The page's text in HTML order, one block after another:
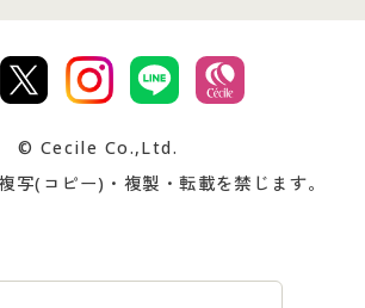
会社案内
ーン サイトマップ
お支払は
忘れの場合
© Cecile Co.,Ltd.
写(コピー)・複製・転載を禁じます。